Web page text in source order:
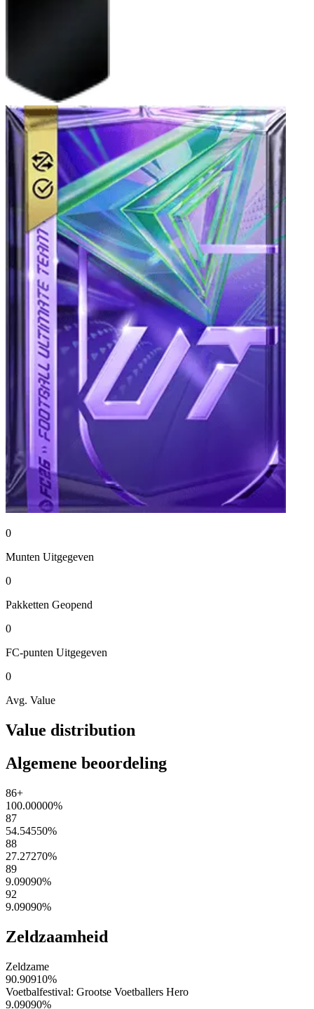
0
Munten Uitgegeven
0
Pakketten Geopend
0
FC-punten Uitgegeven
0
Avg. Value
Value distribution
Algemene beoordeling
86+
100.00000%
87
54.54550%
88
27.27270%
89
9.09090%
92
9.09090%
Zeldzaamheid
Zeldzame
90.90910%
Voetbalfestival: Grootse Voetballers Hero
9.09090%